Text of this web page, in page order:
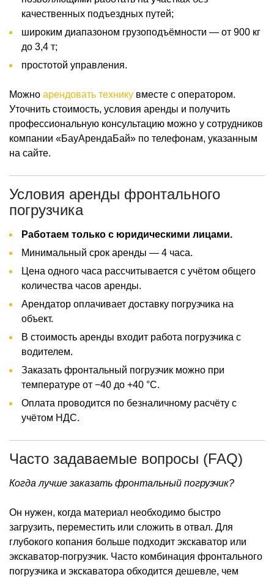
качественных подъездных путей;
широким диапазоном грузоподъёмности — от 900 кг
до 3,4 т;
простотой управления.
Можно арендовать технику вместе с оператором.
Уточнить стоимость, условия аренды и получить
профессиональную консультацию можно у сотрудников
компании «БауАрендаБай» по телефонам, указанным
на сайте.
Условия аренды фронтального
погрузчика
Работаем только с юридическими лицами.
Минимальный срок аренды — 4 часа.
Цена одного часа рассчитывается с учётом общего
количества часов аренды.
Арендатор оплачивает доставку погрузчика на
объект.
В стоимость аренды входит работа погрузчика с
водителем.
Заказать фронтальный погрузчик можно при
температуре от −40 до +40 °C.
Оплата проводится по безналичному расчёту с
учётом НДС.
Часто задаваемые вопросы (FAQ)
Когда лучше заказать фронтальный погрузчик?
Он нужен, когда материал необходимо быстро
загрузить, переместить или сложить в отвал. Для
глубокого копания больше подходит экскаватор или
экскаватор-погрузчик. Часто комбинация фронтального
погрузчика и экскаватора обходится дешевле, чем